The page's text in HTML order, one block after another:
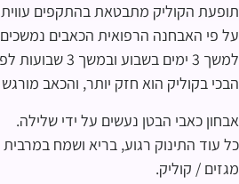
תופעת הקוליק מתבטאת בהתקפים
למשך 3 ימים בשבוע ובמשך 3 שבועות לפחות.
הבכי בקוליק הוא חזק יותר, והכאב
אבחון כאבי הבטן נעשים על ידי שלילה.
כל עוד התינוק רגוע, בריא ושמח במרבית
מגזים / קוליק.